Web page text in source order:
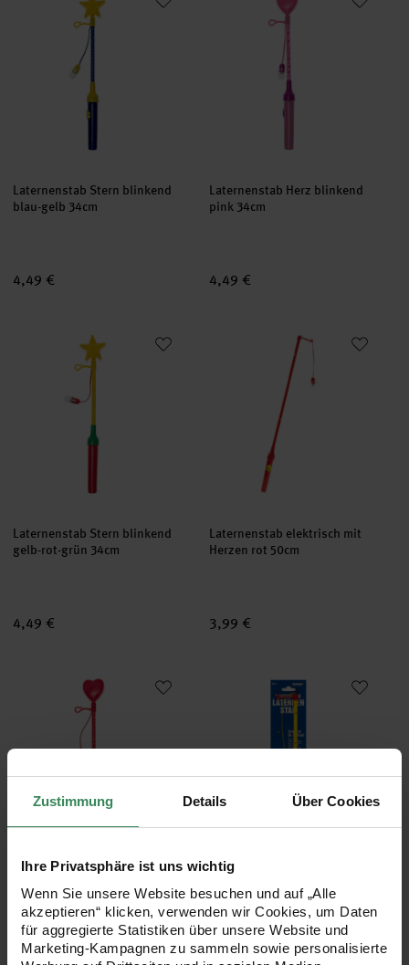
Zustimmung Details Über Cookies
Ihre Privatsphäre ist uns wichtig
Wenn Sie unsere Website besuchen und auf „Alle
akzeptieren“ klicken, verwenden wir Cookies, um Daten
für aggregierte Statistiken über unsere Website und
Marketing-Kampagnen zu sammeln sowie personalisierte
Laternenstab Stern blinkend
blau-gelb 34cm
4,49 €
Laternenstab Herz blinkend
pink 34cm
4,49 €
Laternenstab Stern blinkend gelb-rot-grün 34cm
Laternenstab Stern blinkend
gelb-rot-grün 34cm
4,49 €
Laternenstab elektrisch mit
Laternenstab elektrisch mit
Herzen rot 50cm
3,99 €
Laternenstab Herz blinkend rot 34cm
Laternenstab Herz blinkend
rot 34cm
Laternenstab elektrisch mit
Laternenstab elektrisch mit
Sternen Gelb-Rot
30cm